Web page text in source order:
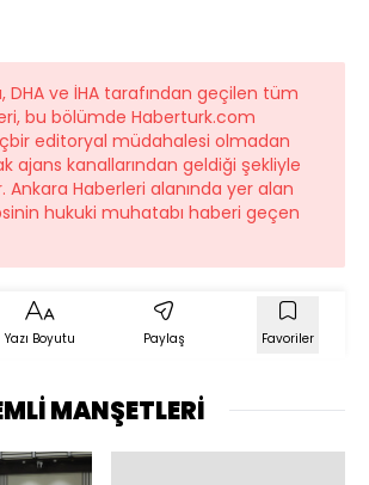
DHA ve İHA tarafından geçilen tüm
bu bölümde Haberturk.com
editoryal müdahalesi olmadan
ajans kanallarından geldiği şekliyle
Ankara Haberleri alanında yer alan
hukuki muhatabı haberi geçen
Yazı Boyutu Paylaş Favoriler
MANŞETLERİ